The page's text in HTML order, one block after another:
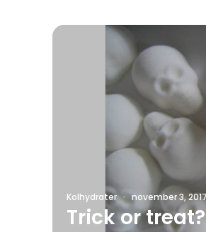
Kolhydrater · november 3,
Trick or